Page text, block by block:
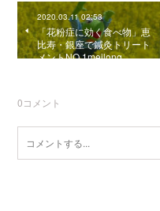
2020.03.11 02:53
「花粉症に効く食べ物」恵
比寿・銀座で鍼灸トリート
メントNO.1meilong
0コメント